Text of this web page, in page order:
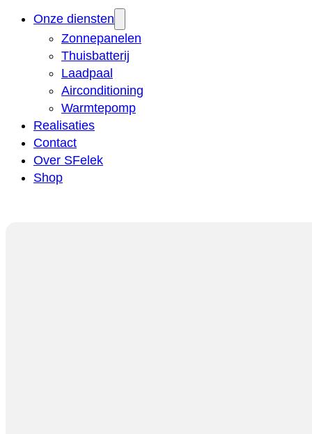
Onze diensten
Zonnepanelen
Thuisbatterij
Laadpaal
Airconditioning
Warmtepomp
Realisaties
Contact
Over SFelek
Shop